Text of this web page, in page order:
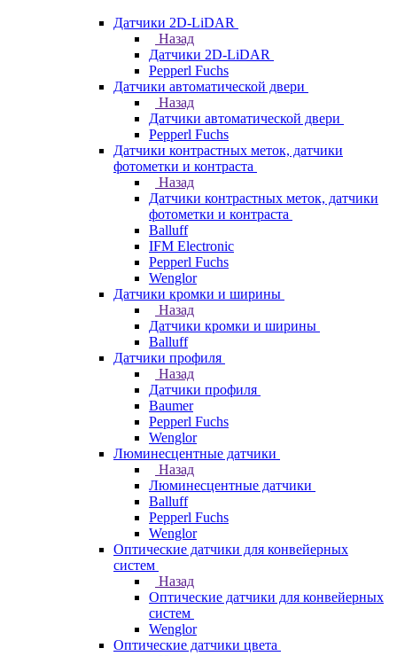
Датчики 2D-LiDAR
Назад
Датчики 2D-LiDAR
Pepperl Fuchs
Датчики автоматической двери
Назад
Датчики автоматической двери
Pepperl Fuchs
Датчики контрастных меток, датчики
фотометки и контраста
Назад
Датчики контрастных меток, датчики
фотометки и контраста
Balluff
IFM Electronic
Pepperl Fuchs
Wenglor
Датчики кромки и ширины
Назад
Датчики кромки и ширины
Balluff
Датчики профиля
Назад
Датчики профиля
Baumer
Pepperl Fuchs
Wenglor
Люминесцентные датчики
Назад
Люминесцентные датчики
Balluff
Pepperl Fuchs
Wenglor
Оптические датчики для конвейерных
систем
Назад
Оптические датчики для конвейерных
систем
Wenglor
Оптические датчики цвета